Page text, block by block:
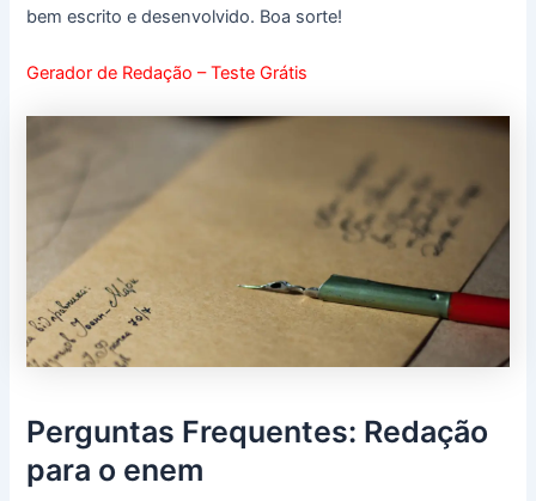
bem escrito e desenvolvido. Boa sorte!
Gerador de Redação – Teste Grátis
Perguntas Frequentes: Redação
para o enem